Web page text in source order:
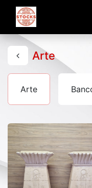
Arte
Arte